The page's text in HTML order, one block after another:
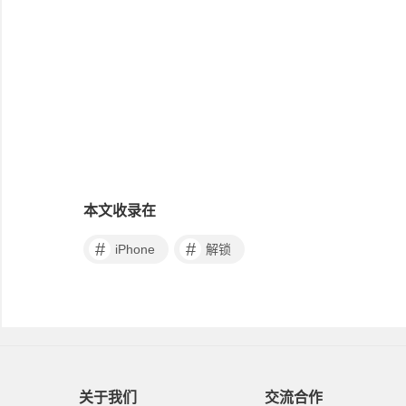
本文收录在
# iPhone # 解锁
关于我们 交流合作